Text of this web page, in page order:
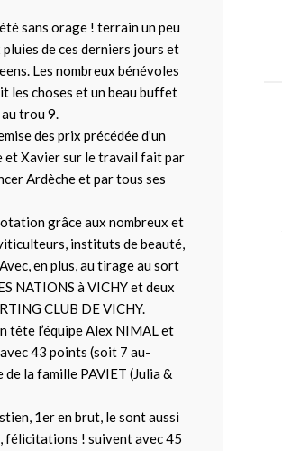
sans orage ! terrain un peu
de ces derniers jours et
Les nombreux bénévoles
les choses et un beau buffet
trou 9.
des prix précédée d’un
et Xavier sur le travail fait par
Ardèche et par tous ses
grâce aux nombreux et
instituts de beauté,
en plus, au tirage au sort
NATIONS à VICHY et deux
CLUB DE VICHY.
tête l’équipe Alex NIMAL et
43 points (soit 7 au-
de la famille PAVIET (Julia &
1er en brut, le sont aussi
félicitations ! suivent avec 45